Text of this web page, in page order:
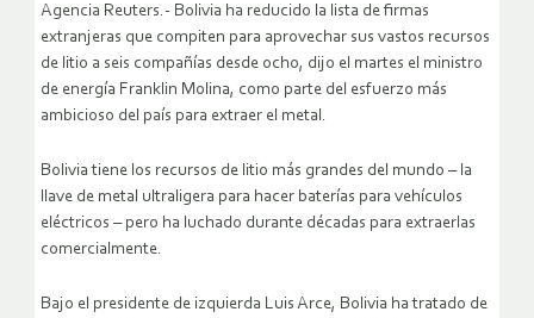
Agencia Reuters.- Bolivia ha reducido la lista de firmas
extranjeras que compiten para aprovechar sus vastos recursos
de litio a seis compañías desde ocho, dijo el martes el ministro
de energía Franklin Molina, como parte del esfuerzo más
ambicioso del país para extraer el metal.
Bolivia tiene los recursos de litio más grandes del mundo – la
llave de metal ultraligera para hacer baterías para vehículos
eléctricos – pero ha luchado durante décadas para extraerlas
comercialmente.
Bajo el presidente de izquierda Luis Arce, Bolivia ha tratado de